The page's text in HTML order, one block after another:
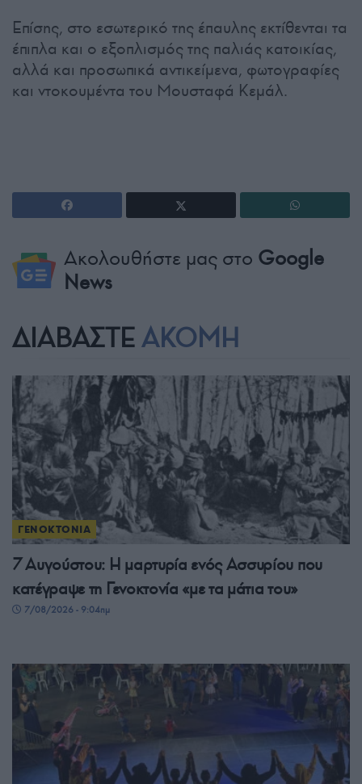
Επίσης, στο εσωτερικό της έπαυλης εκτίθενται τα
έπιπλα και ο εξοπλισμός της παλιάς κατοικίας,
αλλά και προσωπικά αντικείμενα, φωτογραφίες
και ντοκουμέντα του Μουσταφά Κεμάλ.
Ακολουθήστε μας στο Google
News
ΔΙΑΒΑΣΤΕ ΑΚΟΜΗ
ΓΕΝΟΚΤΟΝΙΑ
7 Αυγούστου: Η μαρτυρία ενός Ασσυρίου που
κατέγραψε τη Γενοκτονία «με τα μάτια του»
7/08/2026 - 9:04πμ